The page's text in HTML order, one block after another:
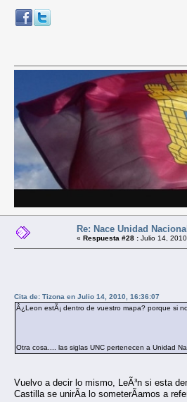
Re: Nace Unidad
« Respuesta #28 : Julio 14,
Cita de: Tizona en Julio 14, 2010, 16:36:07
Â¿Leon estÃ¡ dentro de vuestro mapa? porque si
Otra cosa.... las siglas UNC pertenecen a Unidad
Vuelvo a decir lo mismo, LeÃ³n si esta
Castilla se unirÃ­a lo someterÃ­amos a